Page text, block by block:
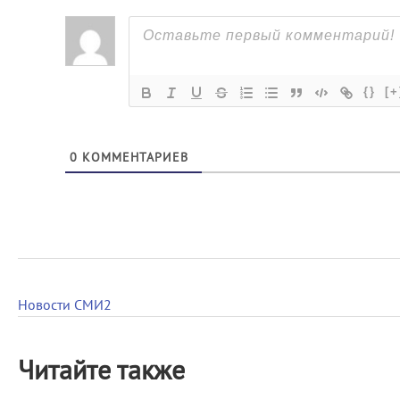
{}
0 КОММЕНТАРИЕВ
Новости СМИ2
Читайте также